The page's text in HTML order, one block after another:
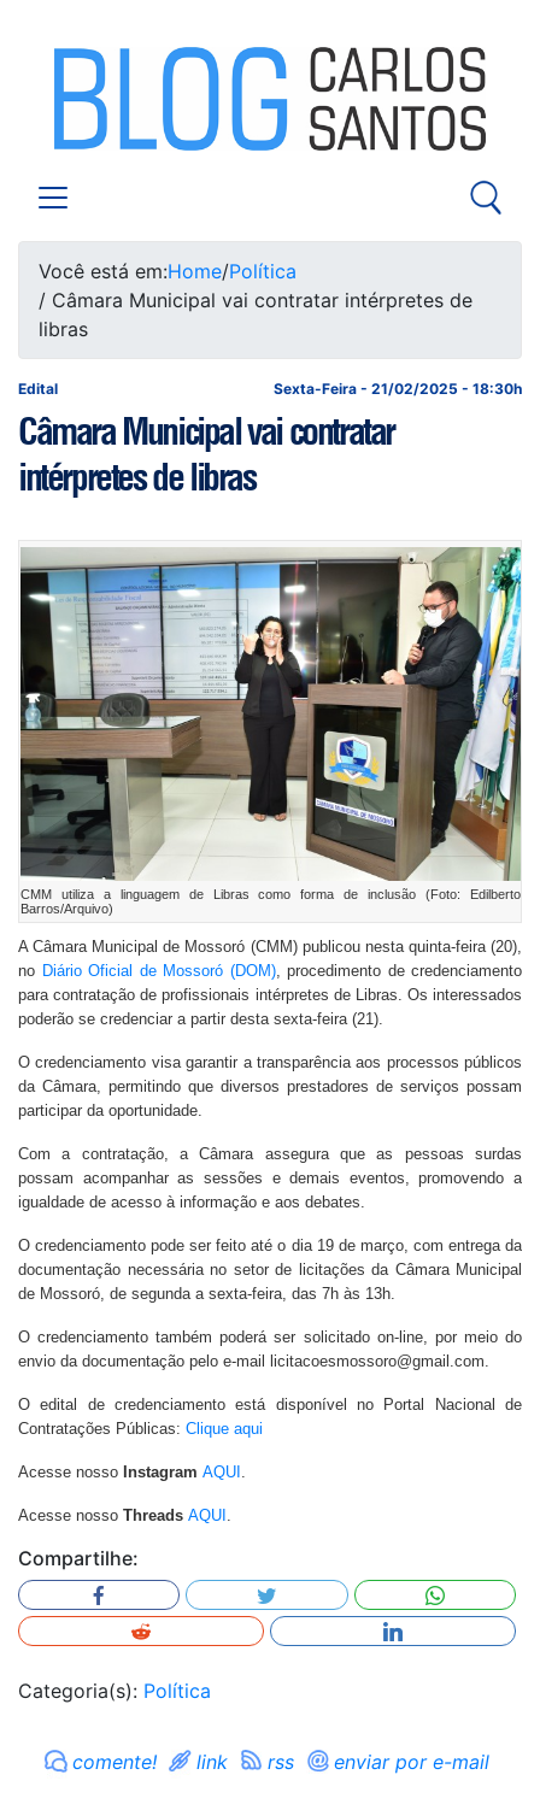
Você está em:Home/Política
/ Câmara Municipal vai contratar intérpretes de
libras
Sexta-Feira - 21/02/2025 - 18:30h
Edital
Câmara Municipal vai contratar
intérpretes de libras
CMM utiliza a linguagem de Libras como forma de inclusão (Foto: Edilberto
Barros/Arquivo)
A Câmara Municipal de Mossoró (CMM) publicou nesta quinta-feira (20),
no Diário Oficial de Mossoró (DOM), procedimento de credenciamento
para contratação de profissionais intérpretes de Libras. Os interessados
poderão se credenciar a partir desta sexta-feira (21).
O credenciamento visa garantir a transparência aos processos públicos
da Câmara, permitindo que diversos prestadores de serviços possam
participar da oportunidade.
Com a contratação, a Câmara assegura que as pessoas surdas
possam acompanhar as sessões e demais eventos, promovendo a
igualdade de acesso à informação e aos debates.
O credenciamento pode ser feito até o dia 19 de março, com entrega da
documentação necessária no setor de licitações da Câmara Municipal
de Mossoró, de segunda a sexta-feira, das 7h às 13h.
O credenciamento também poderá ser solicitado on-line, por meio do
envio da documentação pelo e-mail licitacoesmossoro@gmail.com.
O edital de credenciamento está disponível no Portal Nacional de
Contratações Públicas: Clique aqui
Acesse nosso Instagram AQUI
Acesse nosso Threads AQUI
Compartilhe:
Categoria(s): Política
comente! link rss enviar por e-mail